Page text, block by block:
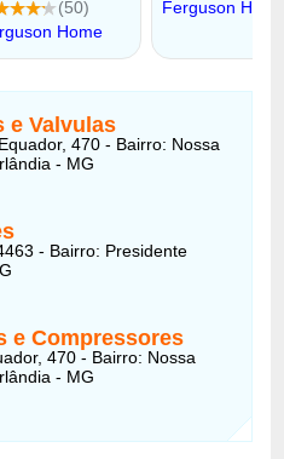
e Valvulas
470 - Bairro: Nossa
- MG
- Bairro: Presidente
e Compressores
470 - Bairro: Nossa
- MG